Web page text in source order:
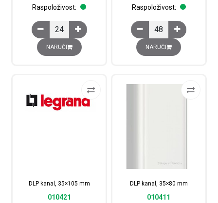
Raspoloživost:
Djelomična pregarada za DLP kanal količina
NARUČI
Raspoloživost:
Djelomična pregrada
NARUČI
DLP kanal, 35×105 mm
010421
DLP kanal, 35×80 mm
010411